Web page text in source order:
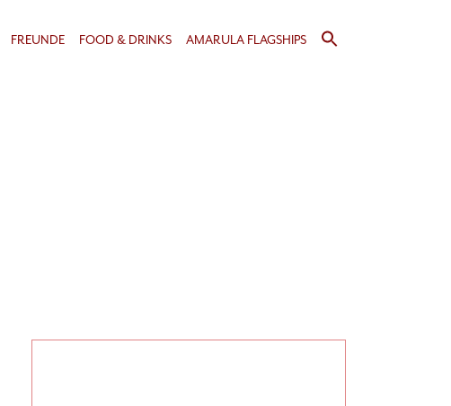
FREUNDE FOOD & DRINKS AMARULA FLAGSHIPS